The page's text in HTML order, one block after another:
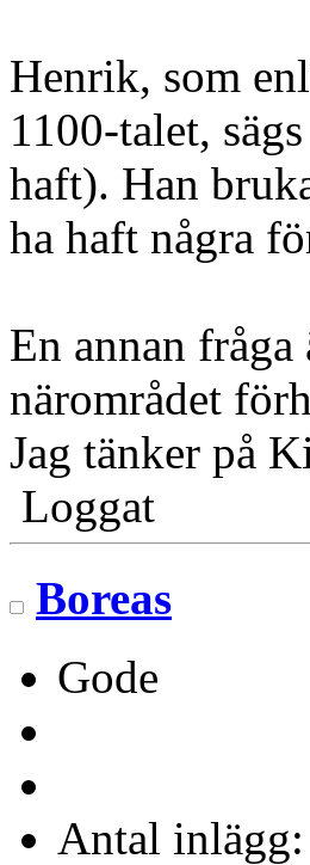
Henrik, som
1100-talet,
haft). Han
ha haft några
En annan
närområdet
Jag tänker på
Loggat
Boreas
Gode
Antal